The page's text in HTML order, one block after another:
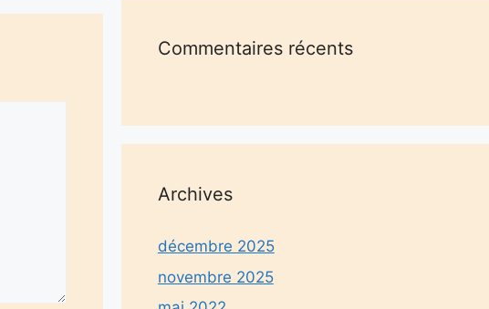
Commentaires récents
Archives
décembre 2025
novembre 2025